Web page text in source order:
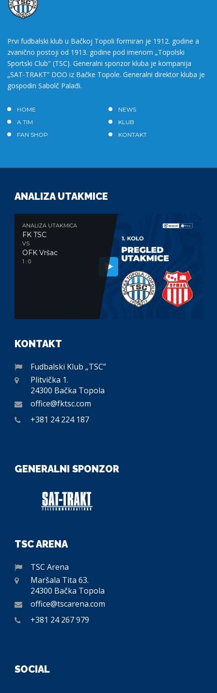
Prvi fudbalski klub u Bačkoj Topoli formiran je 1912. godine a
zvanično postoji od 1913. godine pod imenom „Topolski
Sportski Club" (TSC). Generalni sponzor kluba je kompanija
„SAT-TRAKT” DOO iz Bačke Topole. Generalni direktor kluba je
gospodin Sabolč Palađi.
HOME
NEWS
A TIM
KLUB
FAN SHOP
KONTAKT
ANALIZA UTAKMICE
ANALIZA UTAKMICA
FK TSC
VS
OFK Vršac
1 : 0
KONTAKT
Fudbalski Klub „TSC”
Plitvička 1.
24300 Bačka Topola
office@fktsc.com
+381 24 224 187
GENERALNI SPONZOR
TSC ARENA
TSC Arena
Maršala Tita 63.
24300 Bačka Topola
office@tscarena.com
+381 24 267 979
SOCIAL